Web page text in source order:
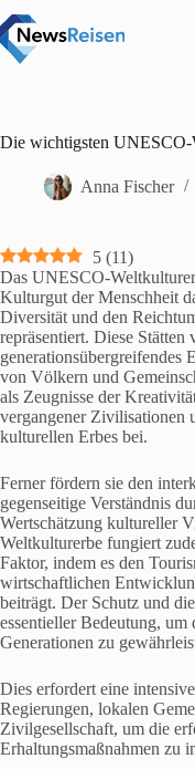
Inhalt
springen
Die wichtigsten UNESCO-
Anna Fischer
5 (11)
Das UNESCO-
Kulturgut der Menschheit
Diversität und den
repräsentiert. Diese Stätten
generationsübergreifendes
von Völkern und
als Zeugnisse der
vergangener Zivilisationen
kulturellen Erbes bei.
Ferner fördern sie den
gegenseitige Verständnis
Wertschätzung kultureller
Weltkulturerbe fungiert
Faktor, indem es den
wirtschaftlichen
beiträgt. Der Schutz und
essentieller Bedeutung,
Generationen zu
Dies erfordert eine
Regierungen, lokalen
Zivilgesellschaft, um die
Erhaltungsmaßnahmen zu